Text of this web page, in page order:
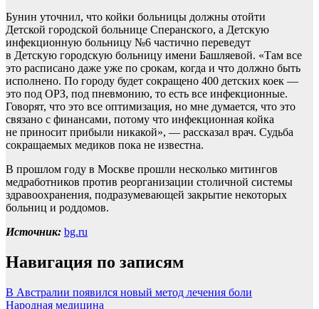
Бунин уточнил, что койки больницы должны отойти
Детской городской больнице Сперанского, а Детскую
инфекционную больницу №6 частично переведут
в Детскую городскую больницу имени Башляевой. «Там все
это расписано даже уже по срокам, когда и что должно быть
исполнено. По городу будет сокращено 400 детских коек —
это под ОРЗ, под пневмонию, то есть все инфекционные.
Говорят, что это все оптимизация, но мне думается, что это
связано с финансами, потому что инфекционная койка
не приносит прибыли никакой», — рассказал врач. Судьба
сокращаемых медиков пока не известна.
В прошлом году в Москве прошли несколько митингов
медработников против реорганизации столичной системы
здравоохранения, подразумевающей закрытие некоторых
больниц и роддомов.
Источник: bg.ru
Навигация по записям
В Австралии появился новый метод лечения боли
Народная медицина